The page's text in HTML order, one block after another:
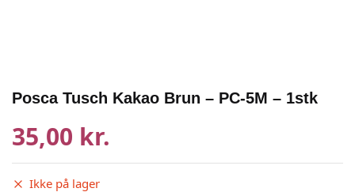
Posca Tusch Kakao Brun – PC-5M – 1stk
35,00 kr.
Ikke på lager